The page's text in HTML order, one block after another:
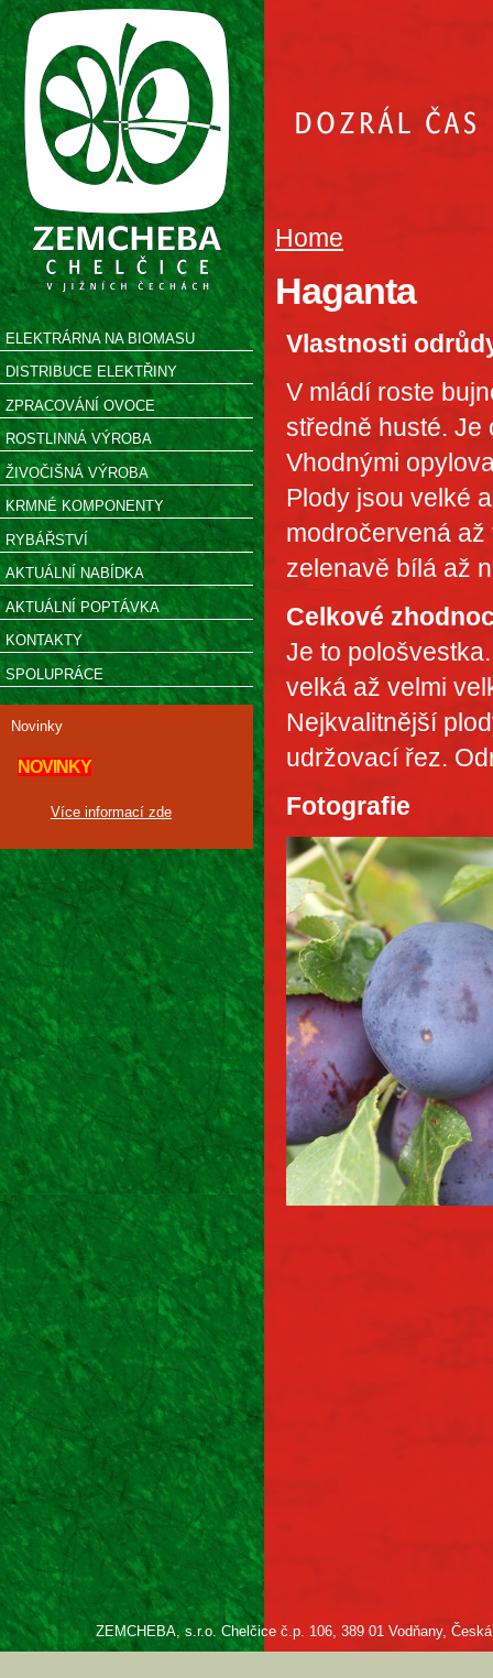
ELEKTRÁRNA NA BIOMASU
DISTRIBUCE ELEKTŘINY
ZPRACOVÁNÍ OVOCE
ROSTLINNÁ VÝROBA
ŽIVOČIŠNÁ VÝROBA
KRMNÉ KOMPONENTY
RYBÁŘSTVÍ
AKTUÁLNÍ NABÍDKA
AKTUÁLNÍ POPTÁVKA
KONTAKTY
SPOLUPRÁCE
Novinky
NOVINKY
Více informací zde
Home
Haganta
Vlastnosti
V mládí roste
středně husté. Je
Vhodnými
Plody jsou velké
modročervená
zelenavě bílá až
Celkové
Je to
velká až velmi
Nejkvalitnější
udržovací řez.
Fotografie
ZEMCHEBA, s.r.o. Chelčice č.p. 106, 389 01 Vodňany,